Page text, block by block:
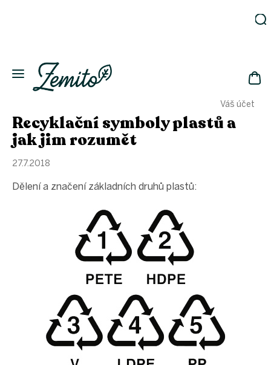
Váš účet
Eko
domácnost
Kosmetika
Eko
láhve
Akce
a ušetři
Recyklační symboly plastů a
jak jim rozumět
27.7.2018
Dělení a značení základních druhů plastů: